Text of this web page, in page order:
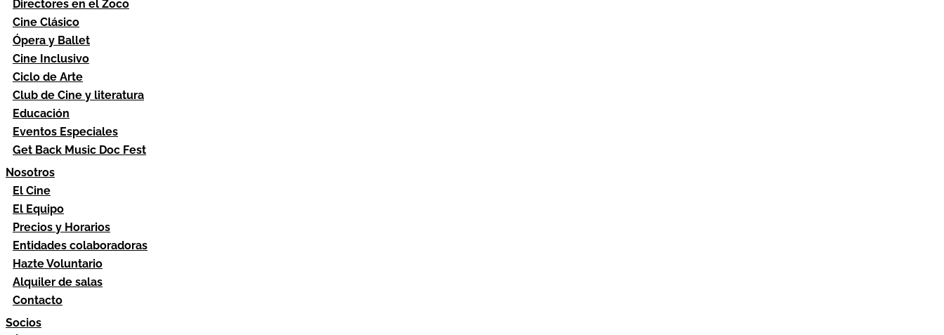
Directores en el Zoco
Cine Clásico
Ópera y Ballet
Cine Inclusivo
Ciclo de Arte
Club de Cine y literatura
Educación
Eventos Especiales
Get Back Music Doc Fest
Nosotros
El Cine
El Equipo
Precios y Horarios
Entidades colaboradoras
Hazte Voluntario
Alquiler de salas
Contacto
Socios